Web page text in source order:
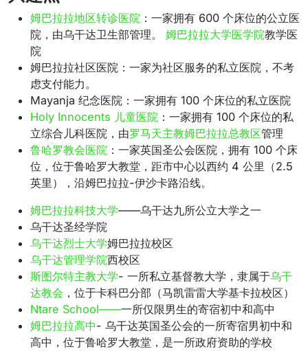
姆巴拉拉地区转诊医院 ：一家拥有 600 个床位的公立医
院 ，由乌干达卫生部管理。 姆巴拉拉大学医学院教学医
院
姆巴拉拉社区医院：一家为社区服务的私立医院，不考
虑支付能力。
Mayanja 纪念医院：一家拥有 100 个床位的私立医院
Holy Innocents 儿童医院 ：一家拥有 100 个床位的私
立综合 儿科医院，由罗马天主教姆巴拉拉总教区管理
鲁哈罗教会医院 ：一家英国圣公会医院，拥有 100 个床
位，位于鲁哈罗大教堂，距市中心以西约 4 公里（2.5
英里），沿姆巴拉拉-伊沙卡路沿线。
姆巴拉拉科技大学——乌干达九所公立大学之一
乌干达圣经学院
乌干达烈士大学姆巴拉拉校区
乌干达管理学院西校区
斯图尔特主教大学- 一所私立基督教大学，隶属于乌干
达教会 ，位于卡科巴分部（马凯雷​​雷大学基卡拉校区）
Ntare School——一所仅限男生的寄宿初中和高中
姆巴拉拉高中- 乌干达英国圣公会的一所寄宿男初中和
高中，位于鲁哈罗大教堂，是一所政府资助的学校